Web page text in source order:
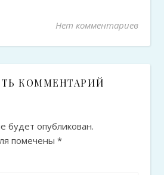
Нет комментариев
КОММЕНТАРИЙ
будет опубликован.
помечены *